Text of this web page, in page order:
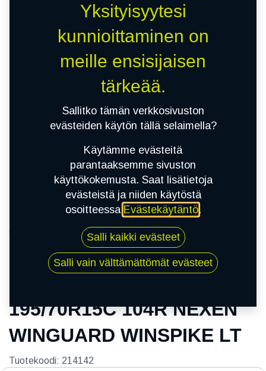
195/70R15C 104R NEXEN WINGUARD
WINSPIKE LT
195/70R15C 104R NEXEN
WINGUARD WINSPIKE LT
Tuotekoodi: 214142
Yksityisyytesi
kunnioittaminen on
meille ensisijaisen
tärkeää.
Sallitko tämän verkkosivuston
evästeiden käytön tällä selaimella?
Käytämme evästeitä
parantaaksemme sivuston
käyttökokemusta. Saat lisätietoja
evästeistä ja niiden käytöstä
osoitteessa Evästekäytäntö.
Salli kaikki evästeet
Salli vain välttämättömät evästeet